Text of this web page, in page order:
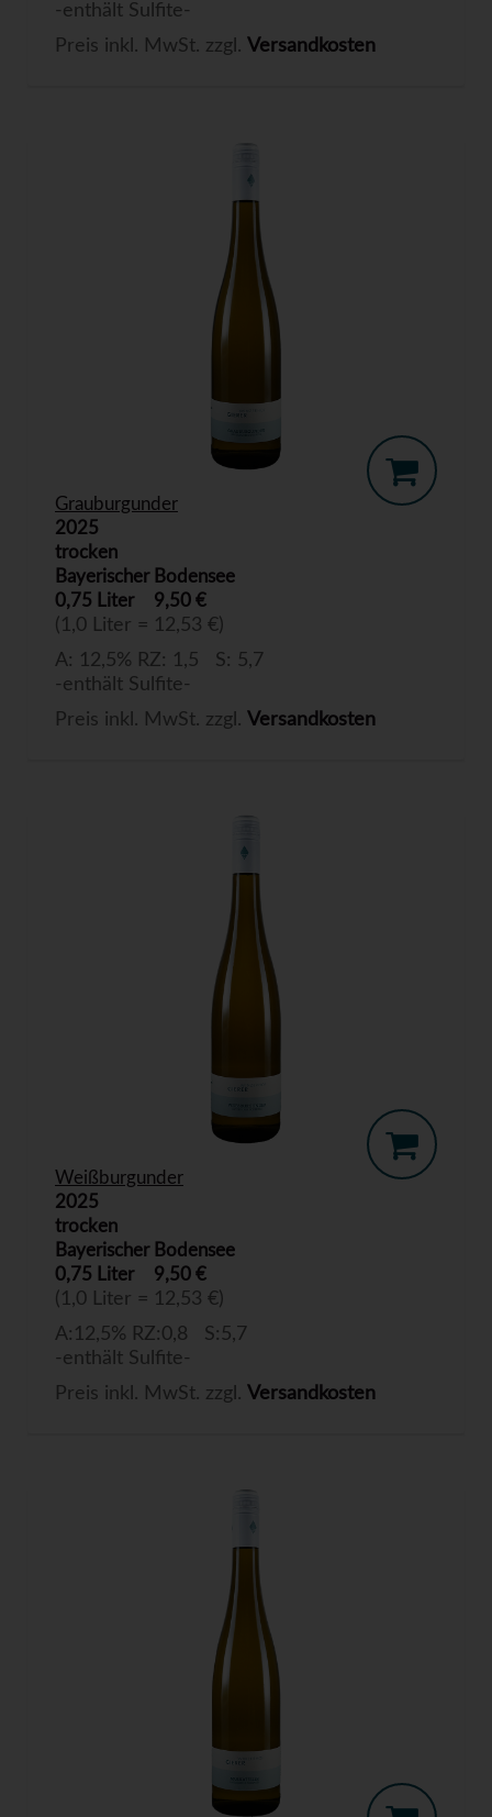
-enthält Sulfite-
Preis inkl. MwSt. zzgl. Versandkosten
Grauburgunder
2025
trocken
Bayerischer Bodensee
0,75 Liter
9,50 €
(1,0 Liter = 12,53 €)
A: 12,5% RZ: 1,5 S: 5,7
-enthält Sulfite-
Preis inkl. MwSt. zzgl. Versandkosten
Weißburgunder
2025
trocken
Bayerischer Bodensee
0,75 Liter
9,50 €
(1,0 Liter = 12,53 €)
A:12,5% RZ:0,8 S:5,7
-enthält Sulfite-
Preis inkl. MwSt. zzgl. Versandkosten